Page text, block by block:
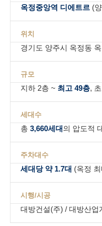
옥정중앙역 디에트르 (
위치
경기도 양주시 옥정동
규모
지하 2층 ~ 최고 49층,
세대수
총 3,660세대의 압도적
주차대수
세대당 약 1.7대 (옥정
시행/시공
대방건설(주) / 대방산업